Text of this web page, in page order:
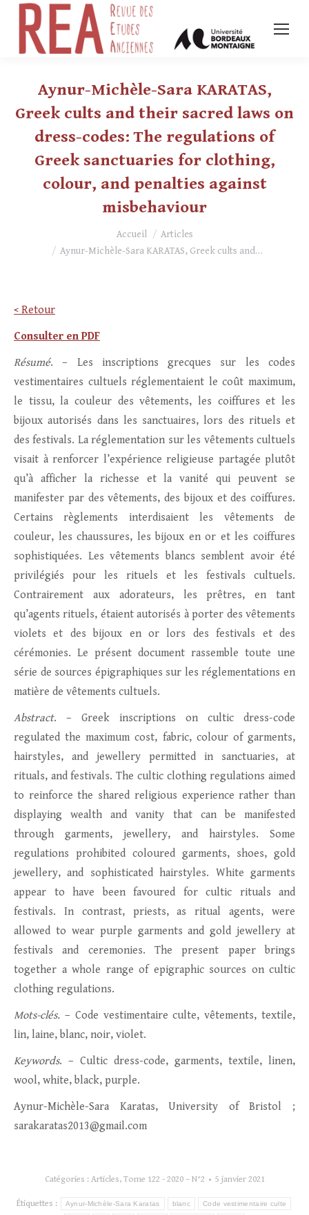
Aynur-Michèle-Sara KARATAS,
Greek cults and their sacred laws on
dress-codes: The regulations of
Greek sanctuaries for clothing,
colour, and penalties against
misbehaviour
Accueil
Articles
Aynur-Michèle-Sara KARATAS, Greek cults and…
< Retour
Consulter en PDF
Résumé. – Les inscriptions grecques sur les codes
vestimentaires cultuels réglementaient le coût maximum,
le tissu, la couleur des vêtements, les coiffures et les
bijoux autorisés dans les sanctuaires, lors des rituels et
des festivals. La réglementation sur les vêtements cultuels
visait à renforcer l’expérience religieuse partagée plutôt
qu’à afficher la richesse et la vanité qui peuvent se
manifester par des vêtements, des bijoux et des coiffures.
Certains règlements interdisaient les vêtements de
couleur, les chaussures, les bijoux en or et les coiffures
sophistiquées. Les vêtements blancs semblent avoir été
privilégiés pour les rituels et les festivals cultuels.
Contrairement aux adorateurs, les prêtres, en tant
qu’agents rituels, étaient autorisés à porter des vêtements
violets et des bijoux en or lors des festivals et des
cérémonies. Le présent document rassemble toute une
série de sources épigraphiques sur les réglementations en
matière de vêtements cultuels.
Abstract. – Greek inscriptions on cultic dress-code
regulated the maximum cost, fabric, colour of garments,
hairstyles, and jewellery permitted in sanctuaries, at
rituals, and festivals. The cultic clothing regulations aimed
to reinforce the shared religious experience rather than
displaying wealth and vanity that can be manifested
through garments, jewellery, and hairstyles. Some
regulations prohibited coloured garments, shoes, gold
jewellery, and sophisticated hairstyles. White garments
appear to have been favoured for cultic rituals and
festivals. In contrast, priests, as ritual agents, were
allowed to wear purple garments and gold jewellery at
festivals and ceremonies. The present paper brings
together a whole range of epigraphic sources on cultic
clothing regulations.
Mots-clés. – Code vestimentaire culte, vêtements, textile,
lin, laine, blanc, noir, violet.
Keywords. – Cultic dress-code, garments, textile, linen,
wool, white, black, purple.
Aynur-Michèle-Sara Karatas, University of Bristol ;
sarakaratas2013@gmail.com
Catégories : Articles, Tome 122 - 2020 – N°2 5 janvier 2021
Étiquettes : Aynur-Michèle-Sara Karatas blanc Code vestimentaire culte